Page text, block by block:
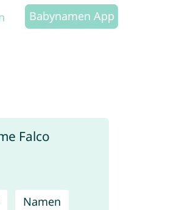
Babynamen App
Namen